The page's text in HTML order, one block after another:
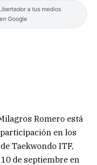
a tus medios
Google
Romero está
en los
Taekwondo ITF,
de septiembre en